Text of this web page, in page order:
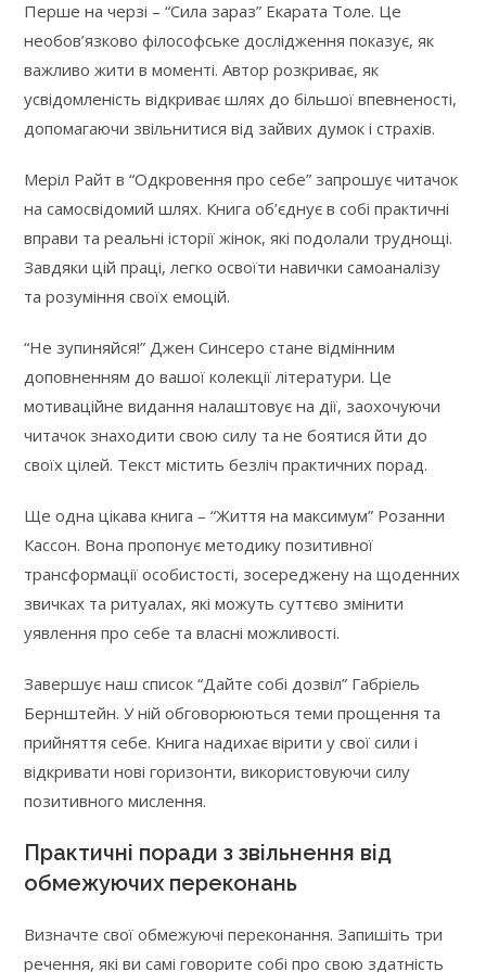
Перше на черзі – “Сила зараз” Екарата Толе. Це
необов’язково філософське дослідження показує, як
важливо жити в моменті. Автор розкриває, як
усвідомленість відкриває шлях до більшої впевненості,
допомагаючи звільнитися від зайвих думок і страхів.
Меріл Райт в “Одкровення про себе” запрошує читачок
на самосвідомий шлях. Книга об’єднує в собі практичні
вправи та реальні історії жінок, які подолали труднощі.
Завдяки цій праці, легко освоїти навички самоаналізу
та розуміння своїх емоцій.
“Не зупиняйся!” Джен Синсеро стане відмінним
доповненням до вашої колекції літератури. Це
мотиваційне видання налаштовує на дії, заохочуючи
читачок знаходити свою силу та не боятися йти до
своїх цілей. Текст містить безліч практичних порад.
Ще одна цікава книга – “Життя на максимум” Розанни
Кассон. Вона пропонує методику позитивної
трансформації особистості, зосереджену на щоденних
звичках та ритуалах, які можуть суттєво змінити
уявлення про себе та власні можливості.
Завершує наш список “Дайте собі дозвіл” Габріель
Бернштейн. У ній обговорюються теми прощення та
прийняття себе. Книга надихає вірити у свої сили і
відкривати нові горизонти, використовуючи силу
позитивного мислення.
Практичні поради з звільнення від
обмежуючих переконань
Визначте свої обмежуючі переконання. Запишіть три
речення, які ви самі говорите собі про свою здатність